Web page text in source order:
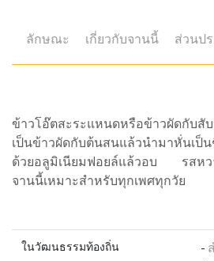
ลักษณะ เกี่ยวกับจานนี้ ส่วนป
ข้าวโอ๊ตสะระแหนดหรือข้าวผัดกับสั
เป็นข้าวผัดกับต้นสนแล้วนำมาหั่นเป็
ด้วยอลูมิเนียมฟอยล์แล้วอบ รสหว
จานนี้เหมาะสำหรับทุกเพศทุกวัย
ในวัฒนธรรมท้องถิ่น -